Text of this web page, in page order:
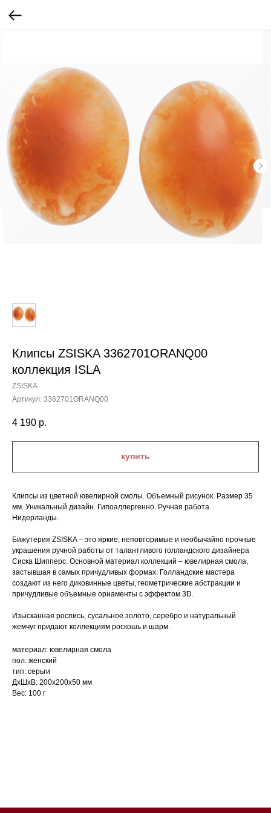
Клипсы ZSISKA 3362701ORANQ00
коллекция ISLA
ZSISKA
Артикул: 3362701ORANQ00
4 190 р.
купить
Клипсы из цветной ювелирной смолы. Объемный рисунок. Размер 35
мм. Уникальный дизайн. Гипоаллергенно. Ручная работа.
Нидерланды.
Бижутерия ZSISKA – это яркие, неповторимые и необычайно прочные
украшения ручной работы от талантливого голландского дизайнера
Сиска Шипперс. Основной материал коллекций – ювелирная смола,
застывшая в самых причудливых формах. Голландские мастера
создают из него диковинные цветы, геометрические абстракции и
причудливые объемные орнаменты с эффектом 3D.
Изысканная роспись, сусальное золото, серебро и натуральный
жемчуг придают коллекциям роскошь и шарм.
материал: ювелирная смола
пол: женский
тип: серьги
ДxШxВ: 200x200x50 мм
Вес: 100 г